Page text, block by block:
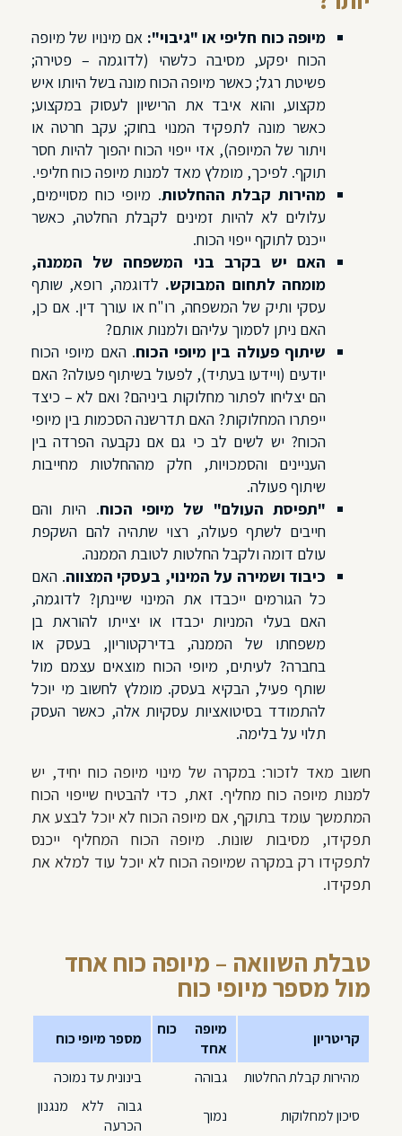
מיופה כוח חליפי או "גיבוי": אם מינויו של מיופה
הכוח יפקע, מסיבה כלשהי (לדוגמה – פטירה;
פשיטת רגל; כאשר מיופה הכוח מונה בשל היותו איש
מקצוע, והוא איבד את הרישיון לעסוק במקצוע;
כאשר מונה לתפקיד המנוי בחוק; עקב חרטה או
ויתור של המיופה), אזי ייפוי הכוח יהפוך להיות חסר
תוקף. לפיכך, מומלץ מאד למנות מיופה כוח חליפי.
מהירות קבלת ההחלטות. מיופי כוח מסויימים,
עלולים לא להיות זמינים לקבלת החלטה, כאשר
ייכנס לתוקף ייפוי הכוח.
האם יש בקרב בני המשפחה של הממנה,
מומחה לתחום המבוקש. לדוגמה, רופא, שותף
עסקי ותיק של המשפחה, רו"ח או עורך דין. אם כן,
האם ניתן לסמוך עליהם ולמנות אותם?
שיתוף פעולה בין מיופי הכוח. האם מיופי הכוח
יודעים (ויידעו בעתיד), לפעול בשיתוף פעולה? האם
הם יצליחו לפתור מחלוקות ביניהם? ואם לא – כיצד
ייפתרו המחלוקות? האם תדרשנה הסכמות בין מיופי
הכוח? יש לשים לב כי גם אם נקבעה הפרדה בין
העניינים והסמכויות, חלק מההחלטות מחייבות
שיתוף פעולה.
"תפיסת העולם" של מיופי הכוח. היות והם
חייבים לשתף פעולה, רצוי שתהיה להם השקפת
עולם דומה ולקבל החלטות לטובת הממנה.
כיבוד ושמירה על המינוי, בעסקי המצווה. האם
כל הגורמים ייכבדו את המינוי שיינתן? לדוגמה,
האם בעלי המניות יכבדו או יצייתו להוראת בן
משפחתו של הממנה, בדירקטוריון, בעסק או
בחברה? לעיתים, מיופי הכוח מוצאים עצמם מול
שותף פעיל, הבקיא בעסק. מומלץ לחשוב מי יוכל
להתמודד בסיטואציות עסקיות אלה, כאשר העסק
תלוי על בלימה.
חשוב מאד לזכור: במקרה של מינוי מיופה כוח יחיד, יש
למנות מיופה כוח מחליף. זאת, כדי להבטיח שייפוי הכוח
המתמשך עומד בתוקף, אם מיופה הכוח לא יוכל לבצע את
תפקידו, מסיבות שונות. מיופה הכוח המחליף ייכנס
לתפקידו רק במקרה שמיופה הכוח לא יוכל עוד למלא את
תפקידו.
טבלת השוואה – מיופה כוח אחד
מול מספר מיופי כוח
קריטריון
מיופה כוח
אחד
מספר מיופי כוח
מהירות קבלת החלטות גבוהה בינונית עד נמוכה
סיכון למחלוקות נמוך
גבוה ללא מנגנון
הכרעה